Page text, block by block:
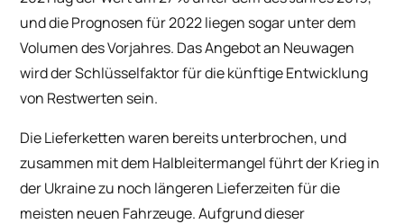
und die Prognosen für 2022 liegen sogar unter dem
Volumen des Vorjahres. Das Angebot an Neuwagen
wird der Schlüsselfaktor für die künftige Entwicklung
von Restwerten sein.
Die Lieferketten waren bereits unterbrochen, und
zusammen mit dem Halbleitermangel führt der Krieg in
der Ukraine zu noch längeren Lieferzeiten für die
meisten neuen Fahrzeuge. Aufgrund dieser